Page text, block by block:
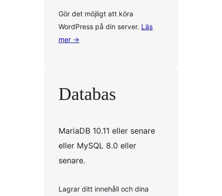
Gör det möjligt att köra
WordPress på din server. Läs
mer →
Databas
MariaDB 10.11 eller senare
eller MySQL 8.0 eller
senare.
Lagrar ditt innehåll och dina